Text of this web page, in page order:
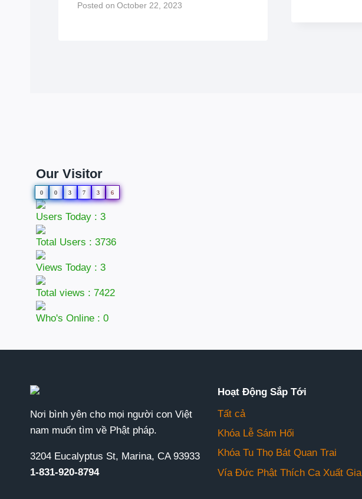
Posted on October 22, 2023
Our Visitor
0 0 3 7 3 6
Users Today : 3
Total Users : 3736
Views Today : 3
Total views : 7422
Who's Online : 0
Nơi bình yên cho mọi người con Việt
nam muốn tìm về Phật pháp.
3204 Eucalyptus St, Marina, CA 93933
1-831-920-8794
Hoạt Động Sắp Tới
Tất cả
Khóa Lễ Sám Hối
Khóa Tu Thọ Bát Quan Trai
Vía Đức Phật Thích Ca Xuất Gia